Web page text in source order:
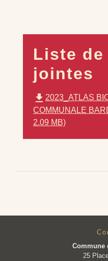
Liste de
jointes
file_download 2023_ATLAS
COMMUNALE
2.09 MB)
Commune
25